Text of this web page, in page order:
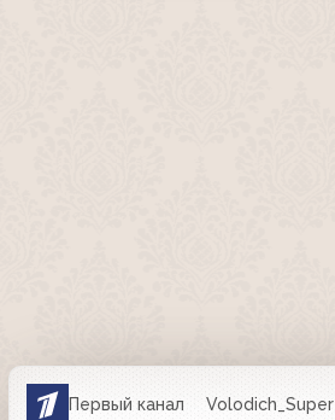
Первый канал Volodich_Super